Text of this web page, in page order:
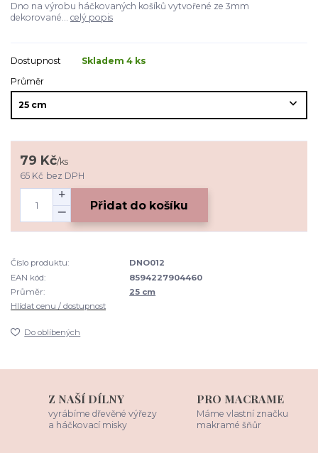
Dno na výrobu háčkovaných košíků vytvořené ze 3mm
dekorované... celý popis
Dostupnost
Skladem 4 ks
Průměr
79 Kč/ks
65 Kč bez DPH
Přidat do košíku
Číslo produktu:
DNO012
EAN kód:
8594227904460
Průměr:
25 cm
Hlídat cenu / dostupnost
Do oblíbených
Z NAŠÍ DÍLNY
vyrábíme dřevěné výřezy
a háčkovací misky
PRO MACRAME
Máme vlastní značku
makramé šňůr